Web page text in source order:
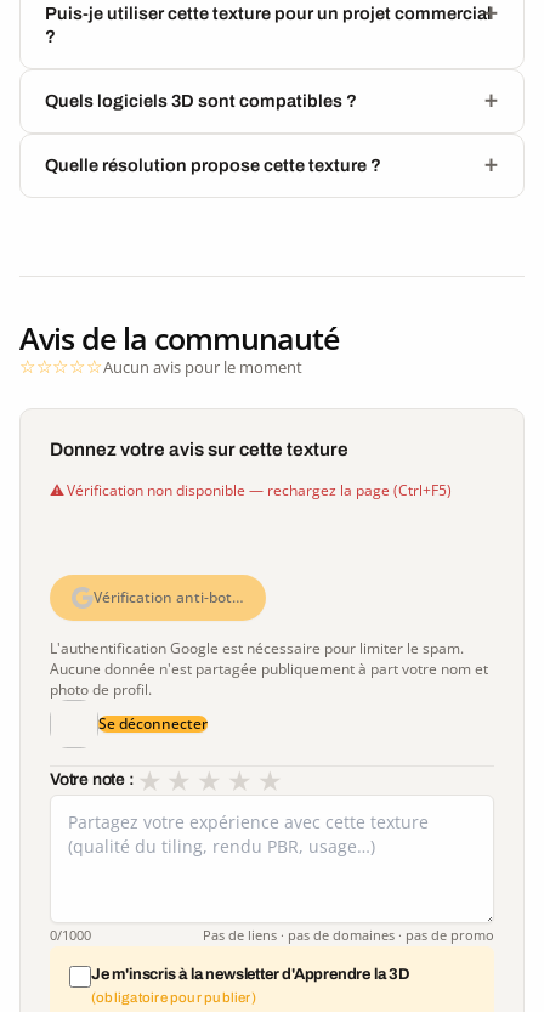
Puis-je utiliser cette texture pour un projet commercial
?
Quels logiciels 3D sont compatibles ?
Quelle résolution propose cette texture ?
Avis de la communauté
Aucun avis pour le moment
Donnez votre avis sur cette texture
Vérification non disponible — rechargez la page (Ctrl+F5)
Vérification anti-bot…
L'authentification Google est nécessaire pour limiter le spam.
Aucune donnée n'est partagée publiquement à part votre nom et
photo de profil.
Se déconnecter
Votre note : ★
★
★
★
★
0/1000 Pas de liens · pas de domaines · pas de promo
Je m'inscris à la newsletter d'Apprendre la 3D
(obligatoire pour publier)